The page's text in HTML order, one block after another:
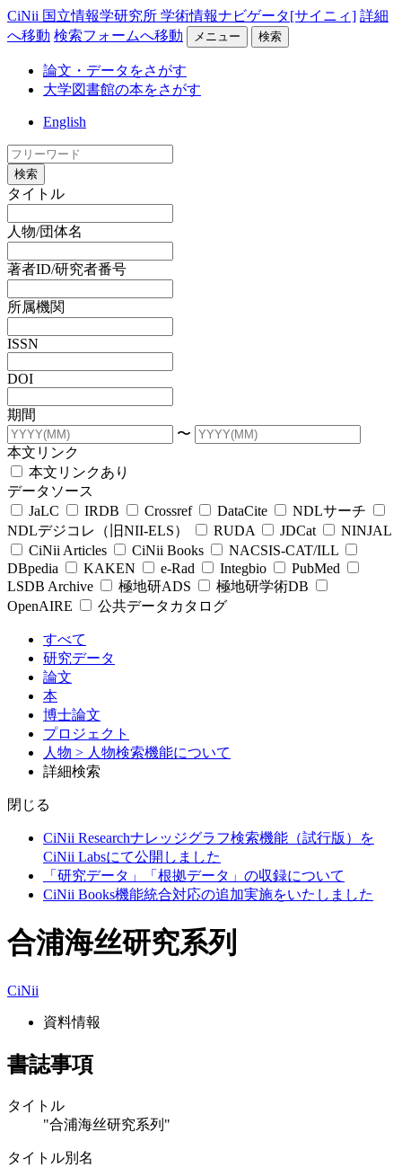
CiNii 国立情報学研究所 学術情報ナビゲータ[サイニィ] 詳細
へ移動 検索フォームへ移動 メニュー 検索
論文・データをさがす
大学図書館の本をさがす
English
検索
タイトル
人物/団体名
著者ID/研究者番号
所属機関
ISSN
DOI
期間
〜
本文リンク
本文リンクあり
データソース
JaLC
IRDB Crossref DataCite
NDLサーチ
NDLデジコレ（旧NII-ELS）
RUDA JDCat
NINJAL
CiNii Articles
CiNii Books
NACSIS-CAT/ILL
DBpedia
KAKEN e-Rad Integbio
PubMed
LSDB Archive
極地研ADS
極地研学術DB
OpenAIRE
公共データカタログ
すべて
研究データ
論文
本
博士論文
プロジェクト
人物 > 人物検索機能について
詳細検索
閉じる
CiNii Researchナレッジグラフ検索機能（試行版）を
CiNii Labsにて公開しました
「研究データ」「根拠データ」の収録について
CiNii Books機能統合対応の追加実施をいたしました
合浦海丝研究系列
CiNii
資料情報
書誌事項
タイトル
"合浦海丝研究系列"
タイトル別名